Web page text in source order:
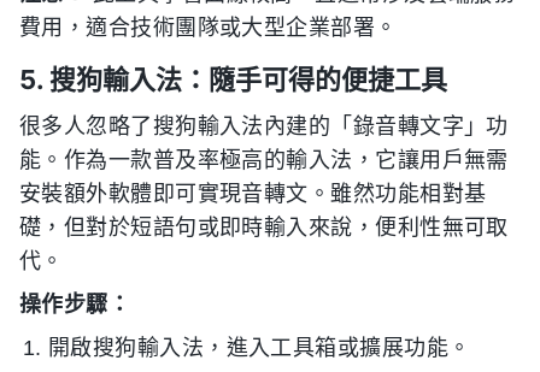
費用，適合技術團隊或大型企業部署。
5. 搜狗輸入法：隨手可得的便捷工具
很多人忽略了搜狗輸入法內建的「錄音轉文字」功
能。作為一款普及率極高的輸入法，它讓用戶無需
安裝額外軟體即可實現音轉文。雖然功能相對基
礎，但對於短語句或即時輸入來說，便利性無可取
代。
操作步驟：
開啟搜狗輸入法，進入工具箱或擴展功能。